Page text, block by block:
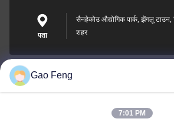
पता
सैनहेकोउ औद्योगिक पार्क, झेंगलू टाउन,
शहर
suli@sulidry.com
Gao Feng
7:01 PM